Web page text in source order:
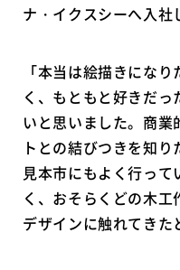
ナ・イクスシーへ入社
「本当は絵描きにな
く、もともと好きだ
いと思いました。商
トとの結びつきを知
見本市にもよく行っ
く、おそらくどの木
デザインに触れてきた